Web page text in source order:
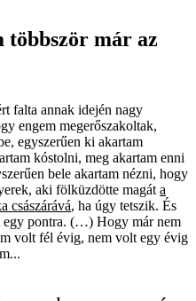
többször már az
falta annak idején nagy
engem megerőszakoltak,
egyszerűen ki akartam
kóstolni, meg akartam enni
bele akartam nézni, hogy
aki fölküzdötte magát a
császárává, ha úgy tetszik. És
egy pontra. (…) Hogy már nem
volt fél évig, nem volt egy évig